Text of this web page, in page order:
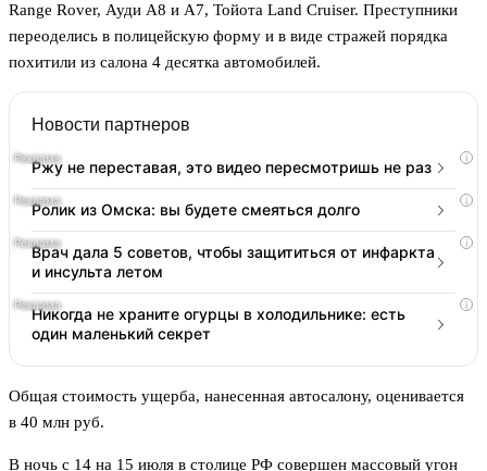
Range Rover, Ауди А8 и А7, Тойота Land Cruiser. Преступники
переоделись в полицейскую форму и в виде стражей порядка
похитили из салона 4 десятка автомобилей.
Новости партнеров
i
Ржу не переставая, это видео пересмотришь не раз
i
Ролик из Омска: вы будете смеяться долго
i
Врач дала 5 советов, чтобы защититься от инфаркта
и инсульта летом
i
Никогда не храните огурцы в холодильнике: есть
один маленький секрет
Общая стоимость ущерба, нанесенная автосалону, оценивается
в 40 млн руб.
В ночь с 14 на 15 июля в столице РФ совершен массовый угон